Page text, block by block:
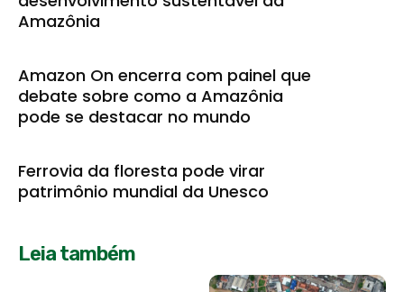
Amazônia
Amazon On encerra com painel que
debate sobre como a Amazônia
pode se destacar no mundo
Ferrovia da floresta pode virar
patrimônio mundial da Unesco
Leia também